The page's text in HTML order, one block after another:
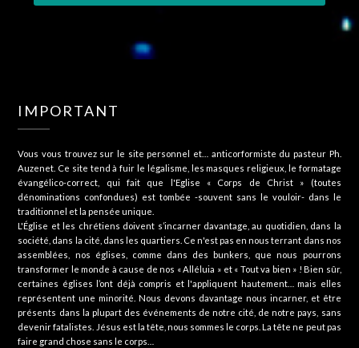
IMPORTANT
Vous vous trouvez sur le site personnel et… anticorformiste du pasteur Ph.
Auzenet. Ce site tend à fuir le légalisme, les masques religieux, le formatage
évangélico-correct, qui fait que l'Eglise « Corps de Christ » (toutes
dénominations confondues) est tombée -souvent sans le vouloir- dans le
traditionnel et la pensée unique.
L'Église et les chrétiens doivent s’incarner davantage, au quotidien, dans la
société, dans la cité, dans les quartiers. Ce n'est pas en nous terrant dans nos
assemblées, nos églises, comme dans des bunkers, que nous pourrons
transformer le monde à cause de nos « Alléluia » et « Tout va bien » ! Bien sûr,
certaines églises l’ont déjà compris et l'appliquent hautement… mais elles
représentent une minorité. Nous devons davantage nous incarner, et être
présents dans la plupart des événements de notre cité, de notre pays, sans
devenir fatalistes. Jésus est la tête, nous sommes le corps. La tête ne peut pas
faire grand chose sans le corps…